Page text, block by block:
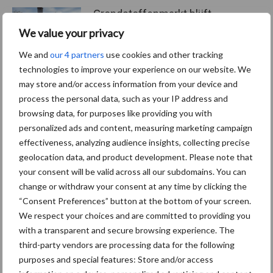
We value your privacy
We and our 4 partners use cookies and other tracking
technologies to improve your experience on our website. We
may store and/or access information from your device and
process the personal data, such as your IP address and
browsing data, for purposes like providing you with
personalized ads and content, measuring marketing campaign
effectiveness, analyzing audience insights, collecting precise
geolocation data, and product development. Please note that
your consent will be valid across all our subdomains. You can
change or withdraw your consent at any time by clicking the
“Consent Preferences” button at the bottom of your screen.
We respect your choices and are committed to providing you
with a transparent and secure browsing experience. The
third-party vendors are processing data for the following
purposes and special features: Store and/or access
Grondstoffenmarkt blijft
grillig: droogte en
geopolitiek houden handel
in de greep
“Vraag naar praktische
hygieneoplossingen is in
Polen groter dan ooit”
Themapagina
Diergezondheid Fokkerij Huisvesting